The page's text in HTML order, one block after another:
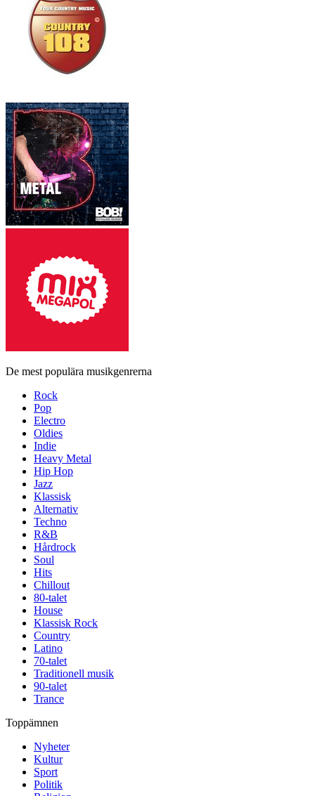
De mest populära musikgenrerna
Rock
Pop
Electro
Oldies
Indie
Heavy Metal
Hip Hop
Jazz
Klassisk
Alternativ
Techno
R&B
Hårdrock
Soul
Hits
Chillout
80-talet
House
Klassisk Rock
Country
Latino
70-talet
Traditionell musik
90-talet
Trance
Toppämnen
Nyheter
Kultur
Sport
Politik